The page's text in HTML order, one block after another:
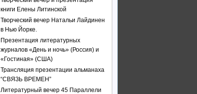
книги Елены Литинской
Творческий вечер Натальи Лайдинен
в Нью Йорке.
Презентация литературных
журналов «День и ночь» (Россия) и
«Гостиная» (США)
Трансляция презентации альманаха
“СВЯЗЬ ВРЕМЕН”
Литературный вечер 45 Параллели